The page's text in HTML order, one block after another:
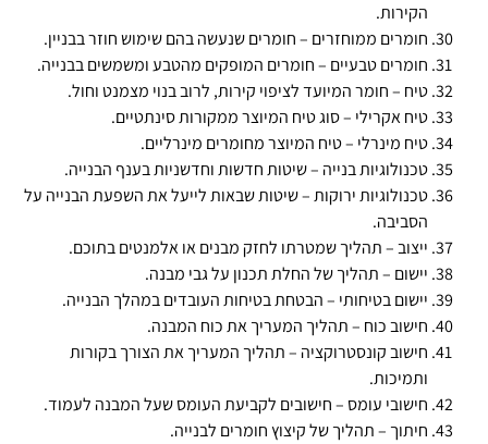
הקירות.
חומרים ממוחזרים – חומרים שנעשה בהם שימוש חוזר בבניין.
חומרים טבעיים – חומרים המופקים מהטבע ומשמשים בבנייה.
טיח – חומר המיועד לציפוי קירות, לרוב בנוי מצמנט וחול.
טיח אקרילי – סוג טיח המיוצר ממקורות סינתטיים.
טיח מינרלי – טיח המיוצר מחומרים מינרליים.
טכנולוגיות בנייה – שיטות חדשות וחדשניות בענף הבנייה.
טכנולוגיות ירוקות – שיטות שבאות לייעל את השפעת הבנייה על
הסביבה.
ייצוב – תהליך שמטרתו לחזק מבנים או אלמנטים בתוכם.
יישום – תהליך של החלת תכנון על גבי מבנה.
יישום בטיחותי – הבטחת בטיחות העובדים במהלך הבנייה.
חישוב כוח – תהליך המעריך את כוח המבנה.
חישוב קונסטרוקציה – תהליך המעריך את הצורך בקורות
ותמיכות.
חישובי עומס – חישובים לקביעת העומס שעל המבנה לעמוד.
חיתוך – תהליך של קיצוץ חומרים לבנייה.